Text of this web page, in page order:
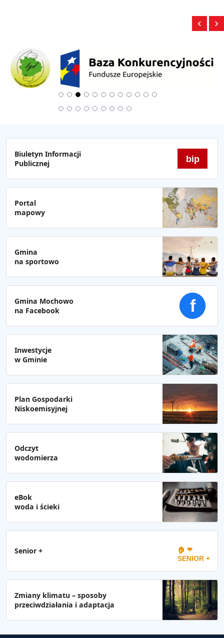
‹ ›
Biuletyn Informacji
Publicznej
bip
Portal
mapowy
Gmina
na sportowo
Gmina Mochowo
na Facebook
f
Inwestycje
w Gminie
Plan Gospodarki
Niskoemisyjnej
Odczyt
wodomierza
eBok
woda i ścieki
Senior + 🏠 ❤
SENIOR +
Zmiany klimatu – sposoby
przeciwdziałania i adaptacja